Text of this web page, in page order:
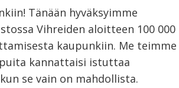
Tänään hyväksyimme
Vihreiden aloitteen 100 000
kaupunkiin. Me teimme
kannattaisi istuttaa
se vain on mahdollista.